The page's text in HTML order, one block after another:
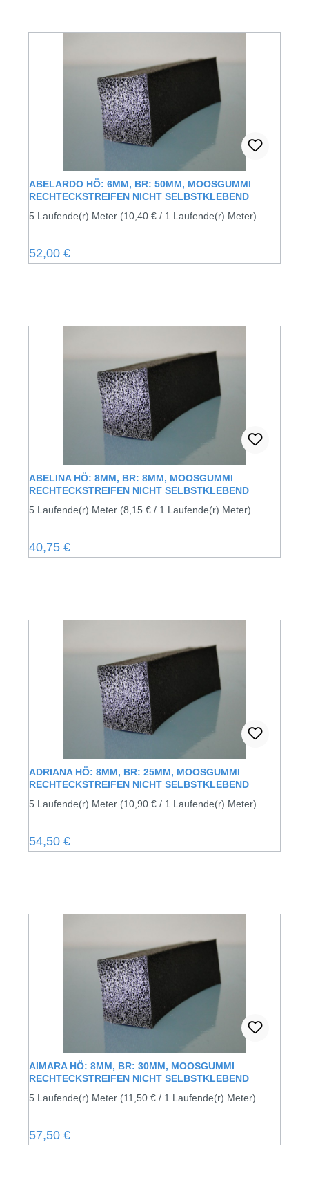
ABELARDO HÖ: 6MM, BR: 50MM, MOOSGUMMI
RECHTECKSTREIFEN NICHT SELBSTKLEBEND
5 Laufende(r) Meter (10,40 € / 1 Laufende(r) Meter)
Regulärer Preis:
52,00 €
ABELINA HÖ: 8MM, BR: 8MM, MOOSGUMMI
RECHTECKSTREIFEN NICHT SELBSTKLEBEND
5 Laufende(r) Meter (8,15 € / 1 Laufende(r) Meter)
Regulärer Preis:
40,75 €
ADRIANA HÖ: 8MM, BR: 25MM, MOOSGUMMI
RECHTECKSTREIFEN NICHT SELBSTKLEBEND
5 Laufende(r) Meter (10,90 € / 1 Laufende(r) Meter)
Regulärer Preis:
54,50 €
AIMARA HÖ: 8MM, BR: 30MM, MOOSGUMMI
RECHTECKSTREIFEN NICHT SELBSTKLEBEND
5 Laufende(r) Meter (11,50 € / 1 Laufende(r) Meter)
Regulärer Preis:
57,50 €